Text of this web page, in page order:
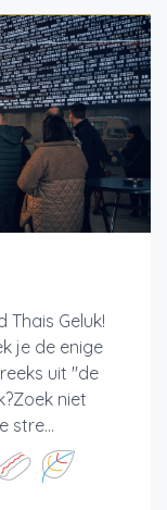
Thais Geluk!
je de enige
uit "de
niet
stre...